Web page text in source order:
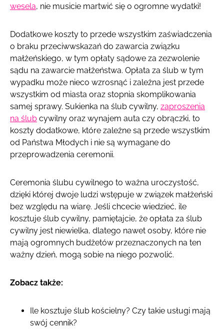
wesela, nie musicie martwić się o ogromne wydatki!
Dodatkowe koszty to przede wszystkim zaświadczenia
o braku przeciwwskazań do zawarcia związku
małżeńskiego, w tym opłaty sądowe za zezwolenie
sądu na zawarcie małżeństwa. Opłata za ślub w tym
wypadku może nieco wzrosnąć i zależna jest przede
wszystkim od miasta oraz stopnia skomplikowania
samej sprawy. Sukienka na ślub cywilny, zaproszenia
na ślub cywilny oraz wynajem auta czy obrączki, to
koszty dodatkowe, które zależne są przede wszystkim
od Państwa Młodych i nie są wymagane do
przeprowadzenia ceremonii.
Ceremonia ślubu cywilnego to ważna uroczystość,
dzięki której dwoje ludzi wstępuje w związek małżeński
bez względu na wiarę. Jeśli chcecie wiedzieć, ile
kosztuje ślub cywilny, pamiętajcie, że opłata za ślub
cywilny jest niewielka, dlatego nawet osoby, które nie
mają ogromnych budżetów przeznaczonych na ten
ważny dzień, mogą sobie na niego pozwolić.
Zobacz także:
Ile kosztuje ślub kościelny? Czy takie usługi mają
swój cennik?